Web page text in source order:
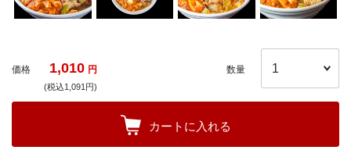
価格 1,010 円
(税込1,091円)
数量
カートに入れる